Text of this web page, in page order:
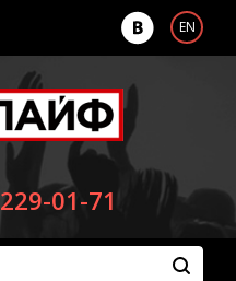
EN
229-01-71